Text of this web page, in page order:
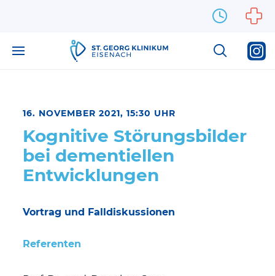
16. NOVEMBER 2021, 15:30 UHR
Kognitive Störungsbilder
bei dementiellen
Entwicklungen
Vortrag und Falldiskussionen
Referenten